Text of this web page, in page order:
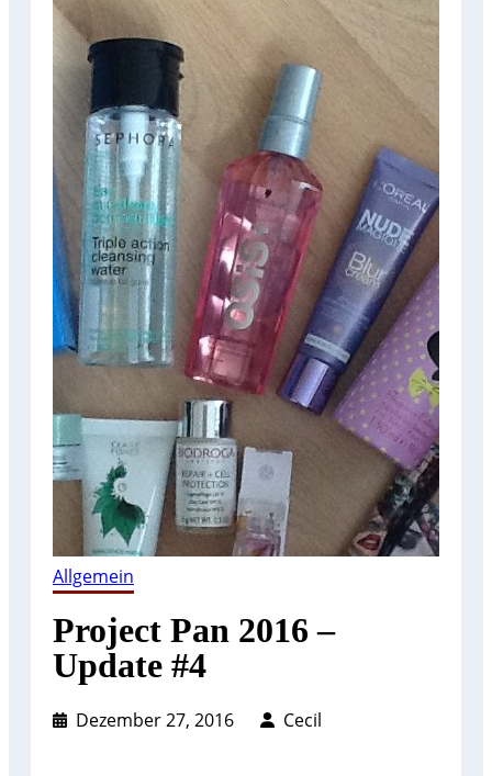
Allgemein
Project Pan 2016 –
Update #4
Dezember 27, 2016 Cecil